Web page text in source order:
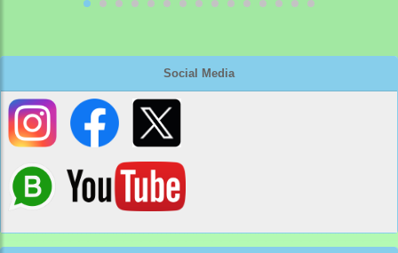
Social Media